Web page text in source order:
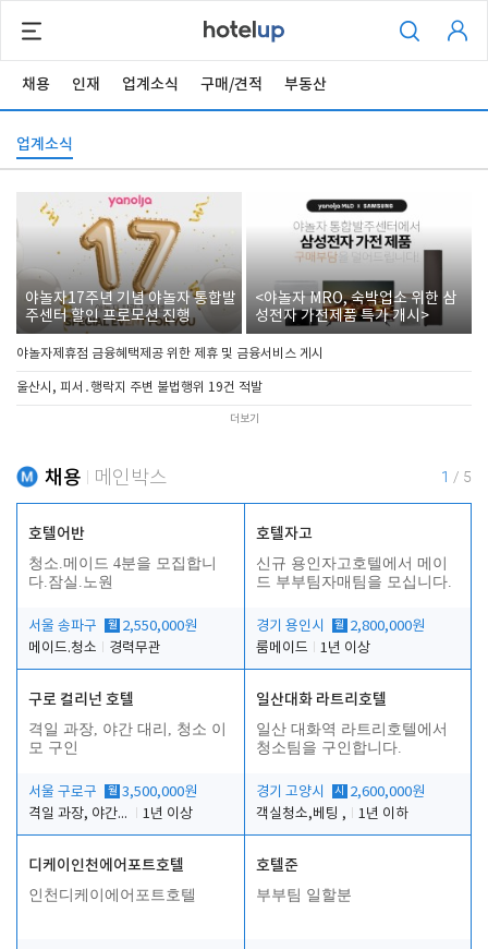
채용 인재 업계소식 구매/견적 부동산
업계소식
야놀자17주년 기념 야놀자 통합발
주센터 할인 프로모션 진행
<야놀자 MRO, 숙박업소 위한 삼
성전자 가전제품 특가 개시>
야놀자제휴점 금융혜택제공 위한 제휴 및 금융서비스 게시
울산시, 피서․행락지 주변 불법행위 19건 적발
더보기
채용 메인박스 1 / 5
호텔어반
청소.메이드 4분을 모집합니
다.잠실.노원
서울 송파구 월 2,550,000원
메이드.청소
경력무관
호텔자고
신규 용인자고호텔에서 메이
드 부부팀자매팀을 모십니다.
경기 용인시 월 2,800,000원
룸메이드
1년 이상
구로 컬리넌 호텔
격일 과장, 야간 대리, 청소 이
모 구인
서울 구로구 월 3,500,000원
격일 과장, 야간 대리, 청소 이모
1년 이상
일산대화 라트리호텔
일산 대화역 라트리호텔에서
청소팀을 구인합니다.
경기 고양시 시
2,600,000원
객실청소,베팅 ,
1년 이하
디케이인천에어포트호텔
인천디케이에어포트호텔
호텔준
부부팀 일할분